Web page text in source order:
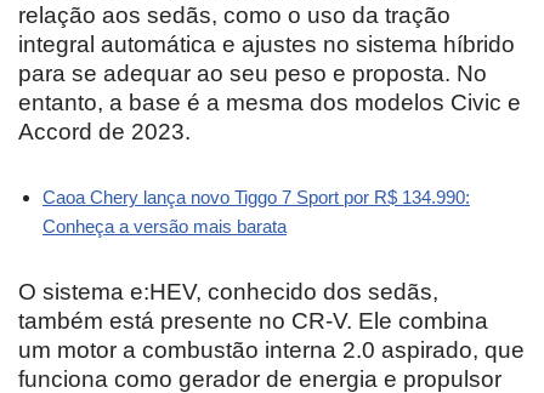
relação aos sedãs, como o uso da tração
integral automática e ajustes no sistema híbrido
para se adequar ao seu peso e proposta. No
entanto, a base é a mesma dos modelos Civic e
Accord de 2023.
Caoa Chery lança novo Tiggo 7 Sport por R$ 134.990:
Conheça a versão mais barata
O sistema e:HEV, conhecido dos sedãs,
também está presente no CR-V. Ele combina
um motor a combustão interna 2.0 aspirado, que
funciona como gerador de energia e propulsor